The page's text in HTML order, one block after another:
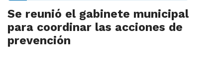
Se reunió el gabinete municipal
para coordinar las acciones de
prevención